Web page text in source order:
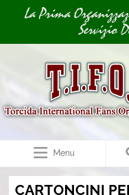
Image 04
Image 05La Prima
Servizio
Menu
CARTONCINI